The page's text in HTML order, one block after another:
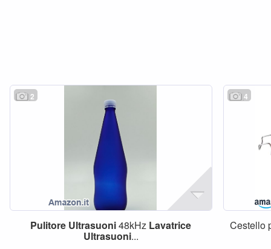
2
Pulitore Ultrasuoni48kHz Lavatrice
Ultrasuoni...
4
Cestello